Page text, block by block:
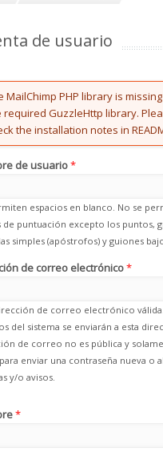
de usuario
message
MailChimp PHP library is missing
required GuzzleHttp library.
the installation notes in
de usuario*
espacios en blanco. No se
de puntuación excepto los puntos,
simples (apóstrofos) y guiones
de correo electrónico*
de correo electrónico
del sistema se enviarán a esta
de correo no es pública y
enviar una contraseña nueva o
y/o avisos.
*